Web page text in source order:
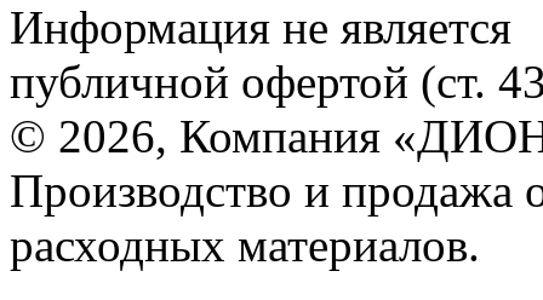
Информация не является
публичной офертой (ст.
© 2026, Компания
Производство и продажа
расходных материалов.